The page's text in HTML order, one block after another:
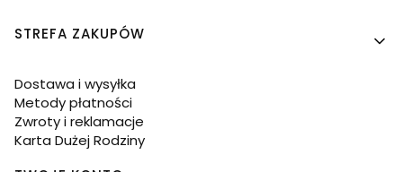
Linki w stopce
STREFA ZAKUPÓW
Dostawa i wysyłka
Metody płatności
Zwroty i reklamacje
Karta Dużej Rodziny